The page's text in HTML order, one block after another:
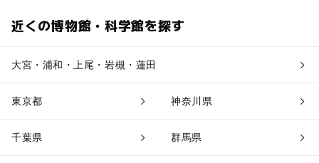
近くの博物館・科学館を探す
大宮・浦和・上尾・岩槻・蓮田
東京都 神奈川県
千葉県 群馬県